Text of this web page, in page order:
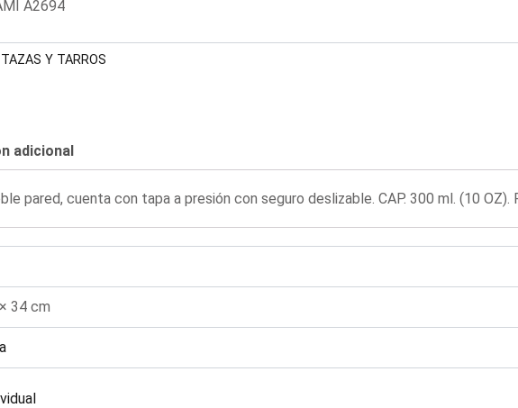
A2694
TAZAS Y TARROS
adicional
pared, cuenta con tapa a presión con seguro deslizable. CAP. 300 ml. (10
34 cm